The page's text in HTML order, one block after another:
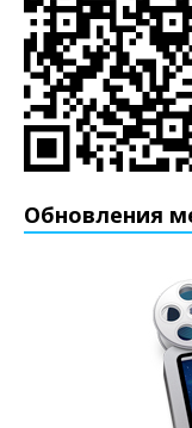
Обновления